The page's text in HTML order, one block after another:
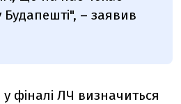
– заявив
фіналі ЛЧ визначиться